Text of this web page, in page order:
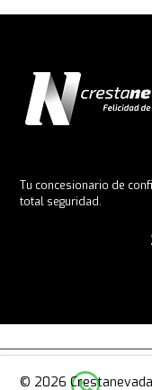
Tu concesionario de
total seguridad.
© 2026